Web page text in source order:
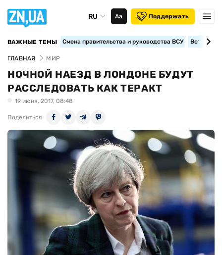
RU Аа Поддержать
ВАЖНЫЕ ТЕМЫ Смена правительства и руководства ВСУ
ГЛАВНАЯ МИР
НОЧНОЙ НАЕЗД В ЛОНДОНЕ БУДУТ
РАССЛЕДОВАТЬ КАК ТЕРАКТ
19 июня, 2017, 08:48
Поделиться